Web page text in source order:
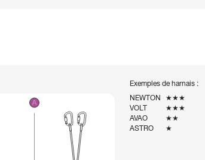
Exemples de harnais :
NEWTON
★★★
VOLT
★★★
AVAO
★★
ASTRO
★